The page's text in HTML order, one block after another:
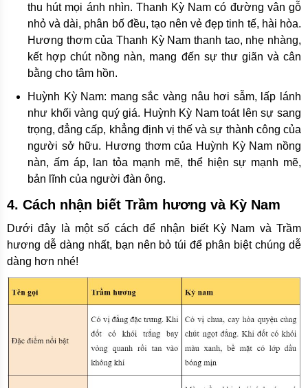
thu hút mọi ánh nhìn. Thanh Kỳ Nam có đường vân gỗ
nhỏ và dài, phân bố đều, tạo nên vẻ đẹp tinh tế, hài hòa.
Hương thơm của Thanh Kỳ Nam thanh tao, nhẹ nhàng,
kết hợp chút nồng nàn, mang đến sự thư giãn và cân
bằng cho tâm hồn.
Huỳnh Kỳ Nam: mang sắc vàng nâu hơi sẫm, lấp lánh
như khối vàng quý giá. Huỳnh Kỳ Nam toát lên sự sang
trọng, đẳng cấp, khẳng định vị thế và sự thành công của
người sở hữu. Hương thơm của Huỳnh Kỳ Nam nồng
nàn, ấm áp, lan tỏa mạnh mẽ, thể hiện sự mạnh mẽ,
bản lĩnh của người đàn ông.
4. Cách nhận biết Trầm hương và Kỳ Nam
Dưới đây là một số cách để nhận biết Kỳ Nam và Trầm
hương dễ dàng nhất, bạn nên bỏ túi để phân biệt chúng dễ
dàng hơn nhé!